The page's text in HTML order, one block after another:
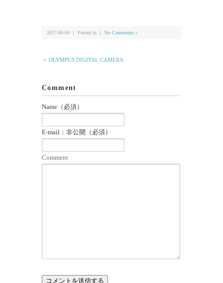
2017-06-04 ｜ Posted in ｜ No Comments »
＜ OLYMPUS DIGITAL CAMERA
Comment
Name（必須）
E-mail：非公開（必須）
Comment